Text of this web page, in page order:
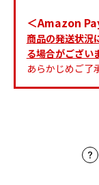
＜Amazon
商品の発送状況
る場合がござい
あらかじめご了